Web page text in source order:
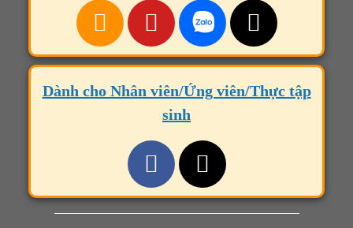
Dành cho Nhân viên/Ứng viên/Thực tập
sinh